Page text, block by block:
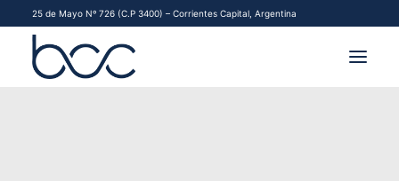
25 de Mayo Nº 726 (C.P 3400) – Corrientes Capital, Argentina